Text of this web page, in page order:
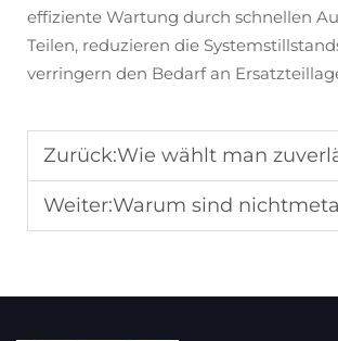
effiziente Wartung durch schnellen
Teilen, reduzieren die
verringern den Bedarf an
Zurück:Wie wählt man zuverlässige
Weiter:Warum sind nichtmetallische Schlammabstreifer ideal für korrosive